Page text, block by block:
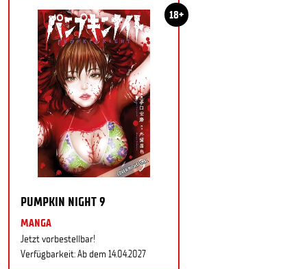
18+
PUMPKIN NIGHT 9
MANGA
Jetzt vorbestellbar!
Verfügbarkeit: Ab dem 14.04.2027